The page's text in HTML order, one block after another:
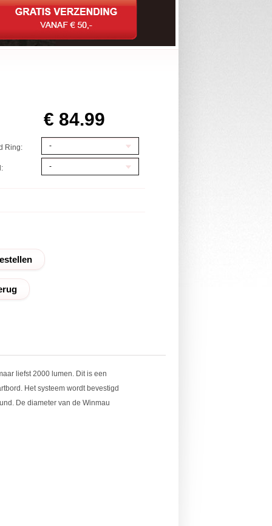
€ 84.99
Ring: -
-
liefst 2000 lumen. Dit is een
Het systeem wordt bevestigd
De diameter van de Winmau